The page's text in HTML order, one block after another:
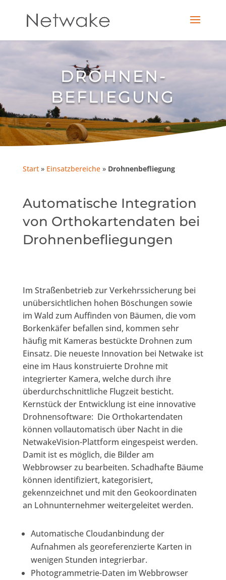
DROHNEN­
BEFLIEGUNG
Start» Einsatzbereiche» Drohnenbefliegung
Automatische Integration
von Orthokartendaten bei
Drohnenbefliegungen
Im Straßenbetrieb zur Verkehrssicherung bei
unübersichtlichen hohen Böschungen sowie
im Wald zum Auffinden von Bäumen, die vom
Borkenkäfer befallen sind, kommen sehr
häufig mit Kameras bestückte Drohnen zum
Einsatz. Die neueste Innovation bei Netwake ist
eine im Haus konstruierte Drohne mit
integrierter Kamera, welche durch ihre
überdurchschnittliche Flugzeit besticht.
Kernstück der Entwicklung ist eine innovative
Drohnensoftware: Die Orthokartendaten
können vollautomatisch über Nacht in die
NetwakeVision-Plattform eingespeist werden.
Damit ist es möglich, die Bilder am
Webbrowser zu bearbeiten. Schadhafte Bäume
können identifiziert, kategorisiert,
gekennzeichnet und mit den Geokoordinaten
an Lohnunternehmer weitergeleitet werden.
Automatische Cloudanbindung der
Aufnahmen als georeferenzierte Karten in
wenigen Stunden integrierbar.
Photogrammetrie-Daten im Webbrowser